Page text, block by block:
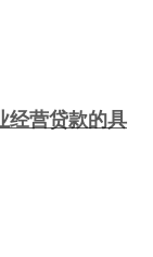
经营贷款的具